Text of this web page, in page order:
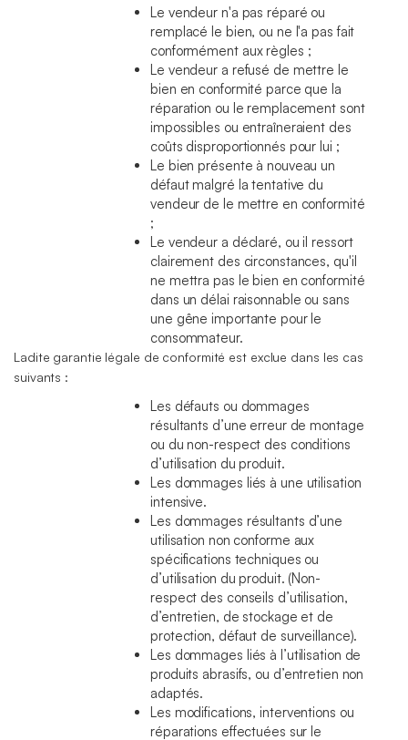
Le vendeur n'a pas réparé ou
remplacé le bien, ou ne l'a pas fait
conformément aux règles ;
Le vendeur a refusé de mettre le
bien en conformité parce que la
réparation ou le remplacement sont
impossibles ou entraîneraient des
coûts disproportionnés pour lui ;
Le bien présente à nouveau un
défaut malgré la tentative du
vendeur de le mettre en conformité
;
Le vendeur a déclaré, ou il ressort
clairement des circonstances, qu'il
ne mettra pas le bien en conformité
dans un délai raisonnable ou sans
une gêne importante pour le
consommateur.
Ladite garantie légale de conformité est exclue dans les cas
suivants :
Les défauts ou dommages
résultants d’une erreur de montage
ou du non-respect des conditions
d’utilisation du produit.
Les dommages liés à une utilisation
intensive.
Les dommages résultants d’une
utilisation non conforme aux
spécifications techniques ou
d’utilisation du produit. (Non-
respect des conseils d’utilisation,
d’entretien, de stockage et de
protection, défaut de surveillance).
Les dommages liés à l’utilisation de
produits abrasifs, ou d’entretien non
adaptés.
Les modifications, interventions ou
réparations effectuées sur le